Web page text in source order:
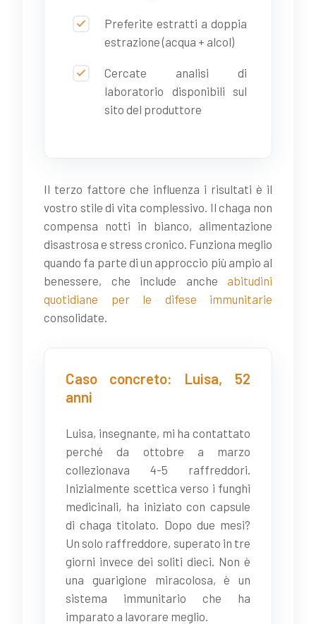
Preferite estratti a doppia
estrazione (acqua + alcol)
Cercate analisi di
laboratorio disponibili sul
sito del produttore
Il terzo fattore che influenza i risultati è il
vostro stile di vita complessivo. Il chaga non
compensa notti in bianco, alimentazione
disastrosa e stress cronico. Funziona meglio
quando fa parte di un approccio più ampio al
benessere, che include anche abitudini
quotidiane per le difese immunitarie
consolidate.
Caso concreto: Luisa, 52
anni
Luisa, insegnante, mi ha contattato
perché da ottobre a marzo
collezionava 4-5 raffreddori.
Inizialmente scettica verso i funghi
medicinali, ha iniziato con capsule
di chaga titolato. Dopo due mesi?
Un solo raffreddore, superato in tre
giorni invece dei soliti dieci. Non è
una guarigione miracolosa, è un
sistema immunitario che ha
imparato a lavorare meglio.